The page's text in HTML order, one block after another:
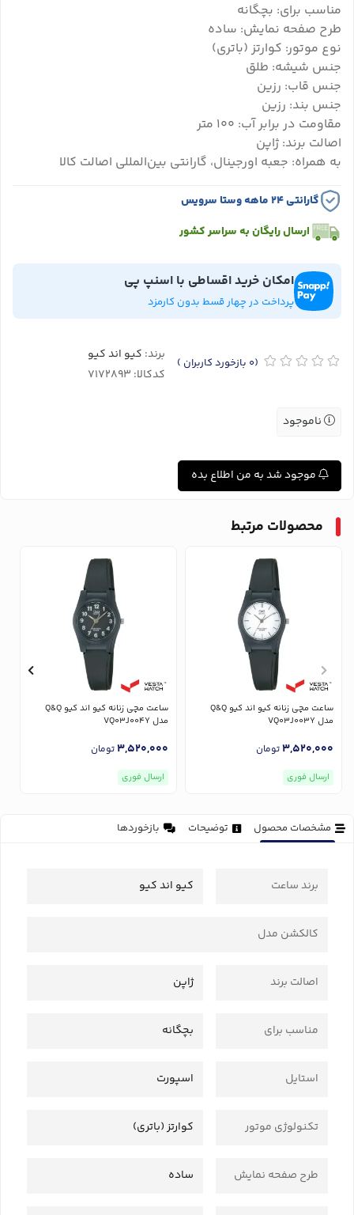
مناسب برای: بچگانه
طرح صفحه نمایش: ساده
نوع موتور: کوارتز (باتری)
جنس شیشه: طلق
جنس قاب: رزین
جنس بند: رزین
مقاومت در برابر آب: 100 متر
اصالت برند: ژاپن
به همراه: جعبه اورجینال، گارانتی بین‌المللی اصالت کالا
گارانتی ۲۴ ماهه وستا سرویس
ارسال رایگان به سراسر کشور
امکان خرید اقساطی با اسنپ پی
پرداخت در چهار قسط بدون کارمزد
(0 بازخورد کاربران ) برند: کیو اند کیو
کدکالا:
ناموجود
موجود شد به من اطلاع بده
محصولات مرتبط
ساعت مچی زنانه کیو اند کیو Q&Q
مدل VQ03J003Y
3,520,000تومان
ارسال فوری
ساعت مچی زنانه کیو اند کیو Q&Q
مدل VQ03J004Y
3,520,000تومان
ارسال فوری
مشخصات محصول توضیحات بازخوردها
برند ساعت کیو اند کیو
کالکشن مدل
اصالت برند ژاپن
مناسب برای بچگانه
استایل اسپورت
تکنولوژی موتور کوارتز (باتری)
طرح صفحه نمایش ساده